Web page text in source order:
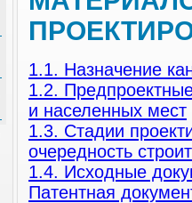
1.1. Назначение
1.2.
и населенных мест
1.3. Стадии
очередность
1.4. Исходные
Патентная